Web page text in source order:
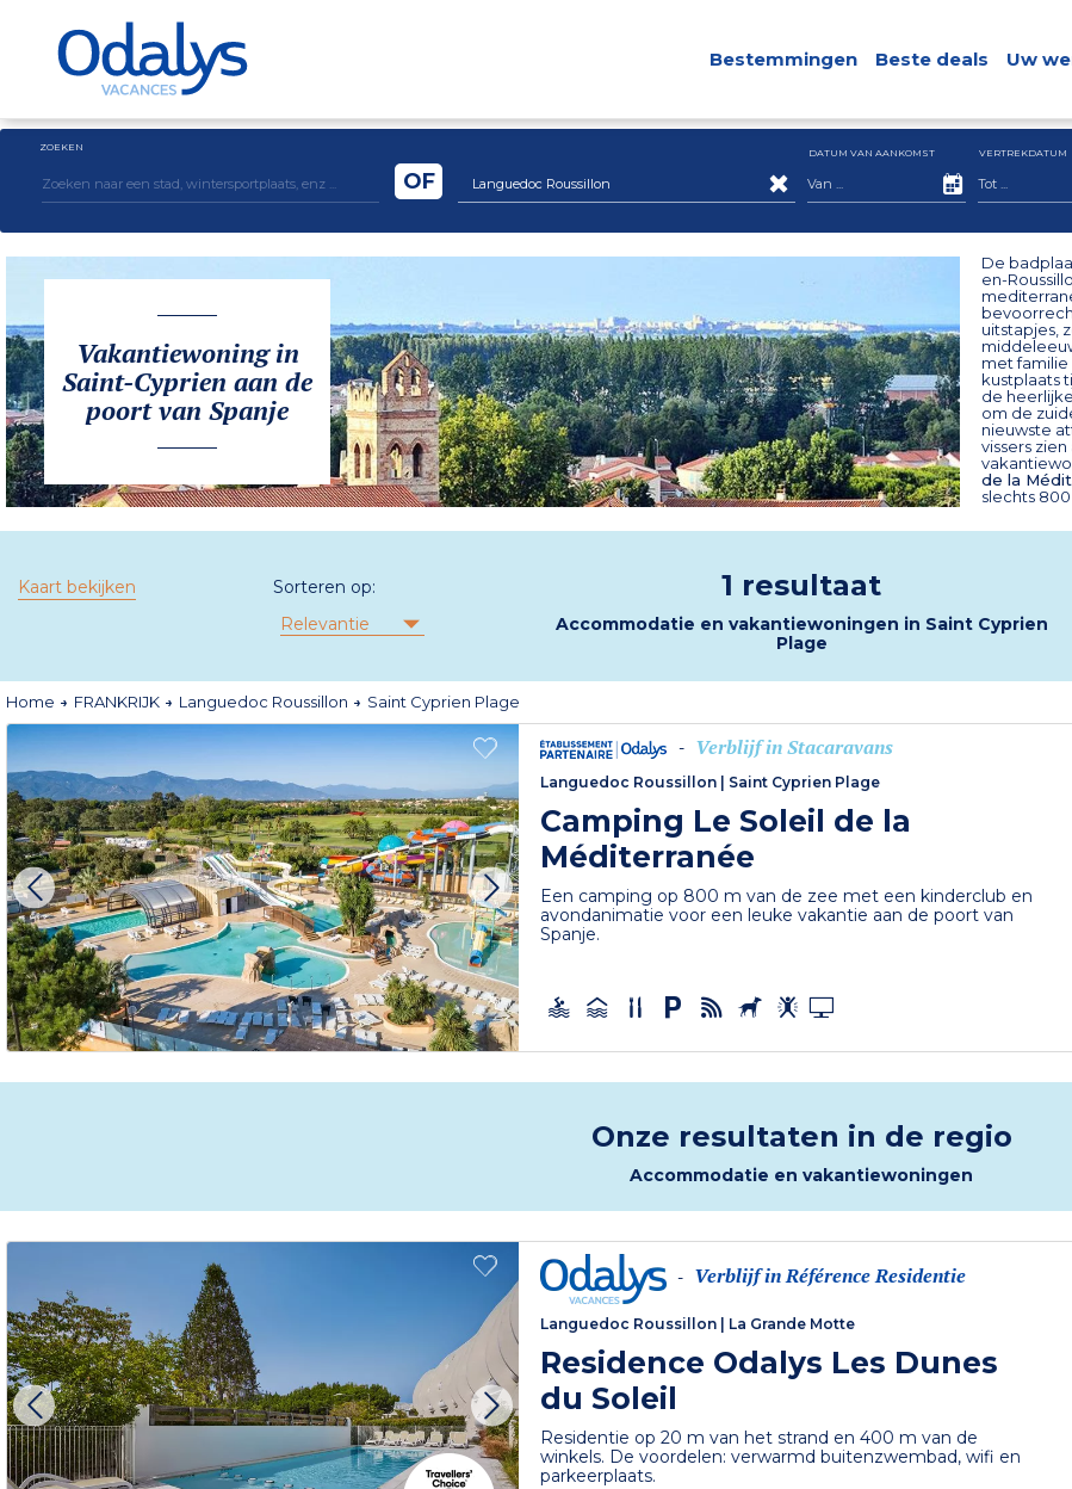
Bestemmingen Beste deals Uw
ZOEKEN
Languedoc Roussillon
OF
DATUM VAN AANKOMST VERTREKDATUM
Vakantiewoning in
Saint-Cyprien aan de
poort van Spanje
De
en-
uitstapjes,
met familie
kustplaats
de
om de
nieuwste
vissers
de la
slechts
Kaart bekijken
Sorteren op:
Relevantie
1 resultaat
Accommodatie en vakantiewoningen in Saint Cyprien
Plage
Home FRANKRIJK Languedoc Roussillon Saint Cyprien Plage
- Verblijf in Stacaravans
Languedoc Roussillon | Saint Cyprien Plage
Camping Le Soleil de la
Méditerranée
Een camping op 800 m van de zee met een kinderclub en
avondanimatie voor een leuke vakantie aan de poort van
Spanje.
Onze resultaten in de regio
Accommodatie en vakantiewoningen
- Verblijf in Référence Residentie
Languedoc Roussillon La Grande Motte
Residence Odalys Les Dunes
du Soleil
Residentie op 20 m van het strand en 400 m van de
winkels. De voordelen: verwarmd buitenzwembad, wifi en
parkeerplaats.